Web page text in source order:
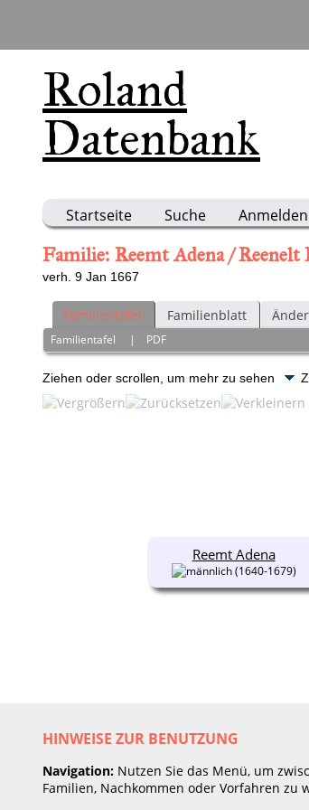
Roland
Datenbank
Startseite Suche Anmelden
Familie: Reemt Adena / Reenelt
verh. 9 Jan 1667
Familientafel Familienblatt
Familientafel | PDF
Ziehen oder scrollen, um mehr zu sehen
Reemt Adena
(1640-1679)
HINWEISE ZUR BENUTZUNG
Navigation: Nutzen Sie das Menü, um
Familien, Nachkommen oder Vorfahren zu